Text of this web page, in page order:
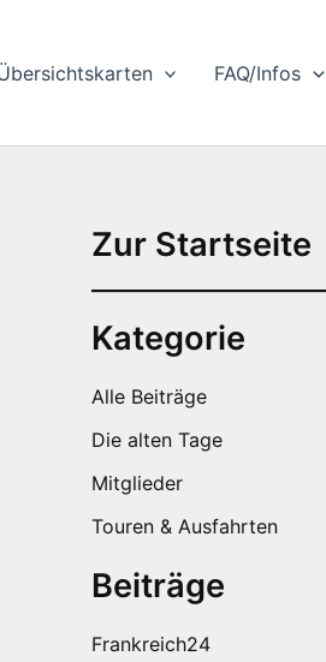
FAQ/Infos
Zur Startseite
Kategorie
Alle Beiträge
Die alten Tage
Mitglieder
Touren & Ausfahrten
Beiträge
Frankreich24